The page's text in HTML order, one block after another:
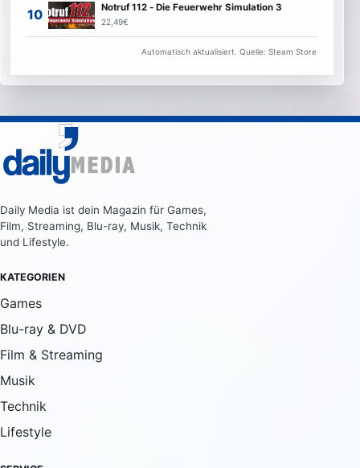
Notruf 112 - Die Feuerwehr Simulation 3
22,49€
Automatisch aktualisiert. Quelle: Steam Store
Daily Media ist dein Magazin für Games,
Film, Streaming, Blu-ray, Musik, Technik
und Lifestyle.
KATEGORIEN
Games
Blu-ray & DVD
Film & Streaming
Musik
Technik
Lifestyle